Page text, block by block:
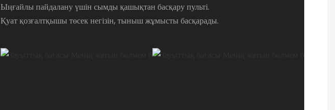
Ыңғайлы пайдалану үшін сымды қашықтан басқару пульті.
Қуат қозғалтқышы төсек негізін, тыныш жұмысты басқарады.